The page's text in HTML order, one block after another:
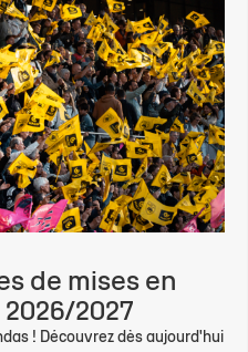
de mises en
2027
! Découvrez dès aujourd'hui